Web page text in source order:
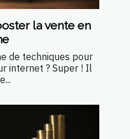
la vente en
de techniques pour
internet ? Super ! Il